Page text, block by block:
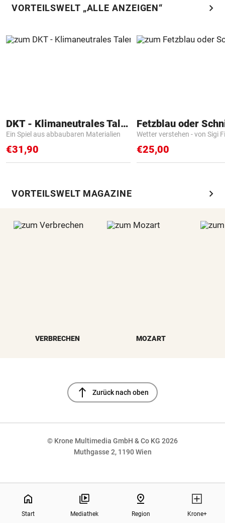
VORTEILSWELT „ALLE ANZEIGEN“ chevron_right
DKT - Klimaneutrales Talent
Ein Spiel aus abbaubaren Materialien
€31,90
Fetzblau oder
Wetter verstehen - von Sigi
€25,00
VORTEILSWELT MAGAZINE chevron_right
VERBRECHEN MOZART
north Zurück nach oben
© Krone Multimedia GmbH & Co KG 2026
Muthgasse 2, 1190 Wien
home
Start Mediathek
pin_drop
Region Krone+
NaN%